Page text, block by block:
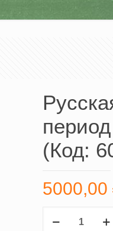
(Код:
5000,00
Православная